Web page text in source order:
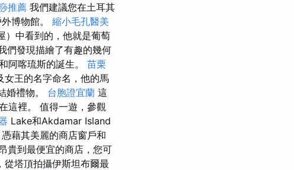
推薦 我們建議您在土耳其
博物館。 縮小毛孔醫美
）中看到的，他就是葡萄
們發現描繪了有趣的幾何
阿喀琉斯的誕生。 苗栗
女王的名字命名，他的馬
婚禮物。 台胞證宜蘭 這
這裡。 值得一遊，參觀
Lake和Akdamar Island
藉其美麗的商店窗戶和
貴到最便宜的商店，您可
從塔頂拍攝伊斯坦布爾最